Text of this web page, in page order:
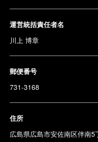
運営統括責任者名
川上 博章
郵便番号
731-3168
住所
広島県広島市安佐南区伴南5